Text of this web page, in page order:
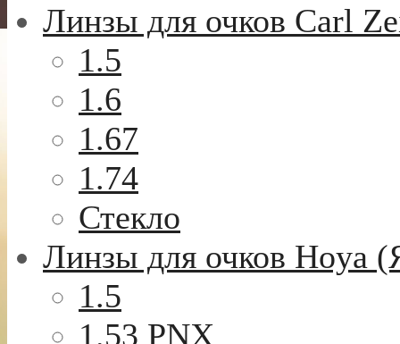
Линзы для очков Carl
1.5
1.6
1.67
1.74
Стекло
Линзы для очков Hoya
1.5
1.53 PNX